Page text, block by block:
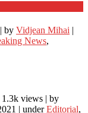
| by Vidjean Mihai |
News,
1.3k views | by
| underEditorial,